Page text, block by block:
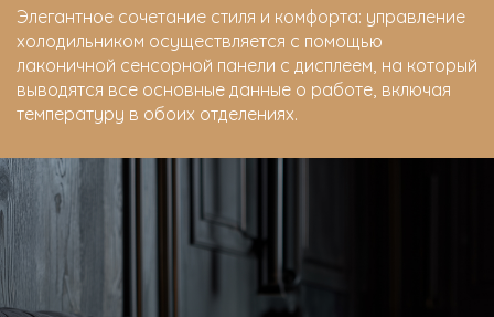
Элегантное сочетание стиля и комфорта: управление
холодильником осуществляется с помощью
лаконичной сенсорной панели с дисплеем, на который
выводятся все основные данные о работе, включая
температуру в обоих отделениях.